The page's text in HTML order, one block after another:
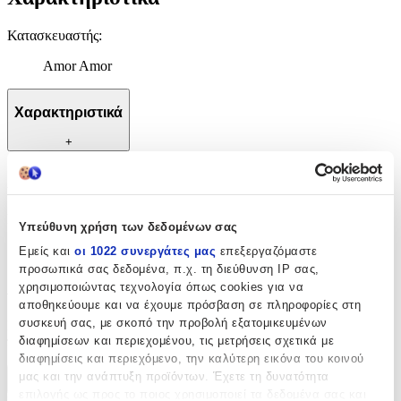
Υπεύθυνη χρήση των δεδομένων σας
Εμείς και οι 1022 συνεργάτες μας επεξεργαζόμαστε
προσωπικά σας δεδομένα, π.χ. τη διεύθυνση IP σας,
χρησιμοποιώντας τεχνολογία όπως cookies για να
αποθηκεύουμε και να έχουμε πρόσβαση σε πληροφορίες στη
συσκευή σας, με σκοπό την προβολή εξατομικευμένων
διαφημίσεων και περιεχομένου, τις μετρήσεις σχετικά με
διαφημίσεις και περιεχόμενο, την καλύτερη εικόνα του κοινού
μας και την ανάπτυξη προϊόντων. Έχετε τη δυνατότητα
Κατασκευαστής:
Amor Amor
Χαρακτηριστικά
+
Χαρακτηριστικά
Κατασκευαστής:
Amor Amor
Αξιολογήσεις
Προς το παρόν δεν υπάρχουν άλλες αξιολογήσεις. Όταν
προστεθούν, θα εμφανιστούν εδώ.
Πώς υπολογίζεται η βαθμολογία